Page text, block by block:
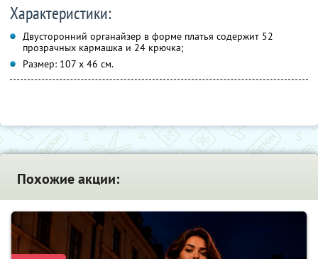
Характеристики:
Двусторонний органайзер в форме платья содержит 52
прозрачных кармашка и 24 крючка;
Размер: 107 х 46 см.
Похожие акции: